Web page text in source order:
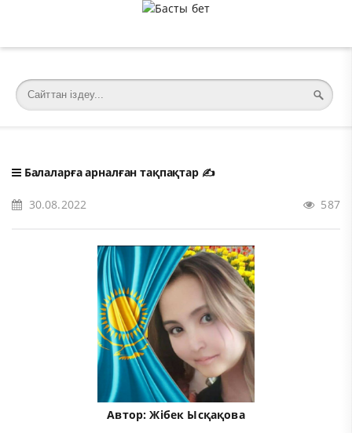
Балаларға арналған тақпақтар✍️
30.08.2022 587
Автор:Жібек Ысқақова